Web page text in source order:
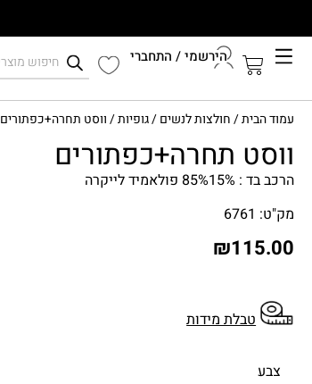
הירשמי / התחברי
עמוד הבית/חולצות לנשים/גופיות/ ווסט תחרה+כפתורים
ווסט תחרה+כפתורים
הרכב בד : 85%15% פולאמיד לייקרה
מק"ט: 6761
₪115.00
טבלת מידות
צבע